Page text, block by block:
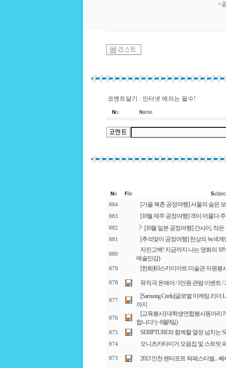
<
코멘트달기 : 인터넷 예의는 필수!
884 [가을 북촌 공정여행] 서울의 숨은
883 [10월 제주 공정여행] 객이 머물다
882 [10월 일본 공정여행] 간사이, 작
881 [추석맞이 공정여행] 천상의 녹색계
880
자진고백! 지금까지 나는 영화의
예술만감)
879 [한화]63스카이아트 미술관 자원봉
878 뮤직극 온에어 / 1만원 관람 이벤트 /
877
[Samsung Credu]글로벌 마케팅 리더
까지
876
[교육봉사] 대학생연합봉사동아리
합니다! (~8월9일)
875 SERIPTURE와 함께할 열정 넘치는
874 오니츠카타이거 모음집 및 스트릿
873 2013 인천 펜타포트 락페스티벌...